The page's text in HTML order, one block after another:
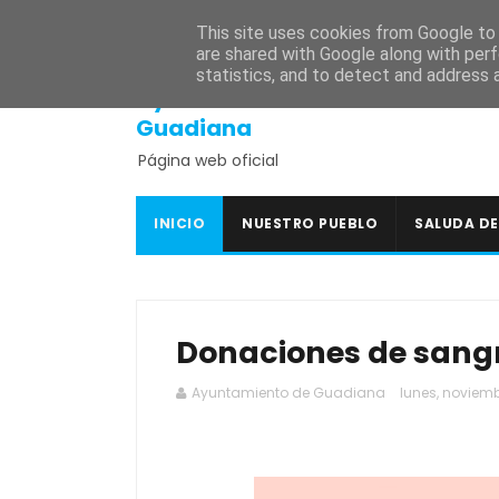
SEDE ELECTRÓNICA PORTAL DE
Guadiana
Página web oficial
INICIO NUESTRO PUEBLO SALUDA
Donaciones de
Ayuntamiento de Guadiana lunes,
This site uses cookies from Google
are shared with Google along with
statistics, and to detect and address